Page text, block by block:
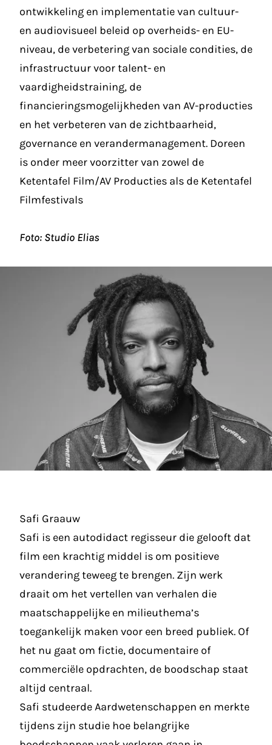
ontwikkeling en implementatie van cultuur-
en audiovisueel beleid op overheids- en EU-
niveau, de verbetering van sociale condities, de
infrastructuur voor talent- en
vaardigheidstraining, de
financieringsmogelijkheden van AV-producties
en het verbeteren van de zichtbaarheid,
governance en verandermanagement. Doreen
is onder meer voorzitter van zowel de
Ketentafel Film/AV Producties als de Ketentafel
Filmfestivals
Foto: Studio Elias
Safi Graauw
Safi is een autodidact regisseur die gelooft dat
film een krachtig middel is om positieve
verandering teweeg te brengen. Zijn werk
draait om het vertellen van verhalen die
maatschappelijke en milieuthema’s
toegankelijk maken voor een breed publiek. Of
het nu gaat om fictie, documentaire of
commerciële opdrachten, de boodschap staat
altijd centraal.
Safi studeerde Aardwetenschappen en merkte
tijdens zijn studie hoe belangrijke